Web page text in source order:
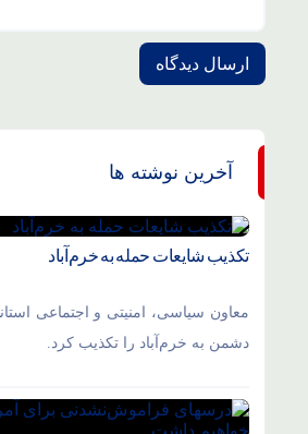
آخرین نوشته ها
تکذیب شایعات حمله به خرم‌آباد
معاون سیاسی، امنیتی و اجتماعی
دشمن به خرم‌آباد را تکذیب کرد.